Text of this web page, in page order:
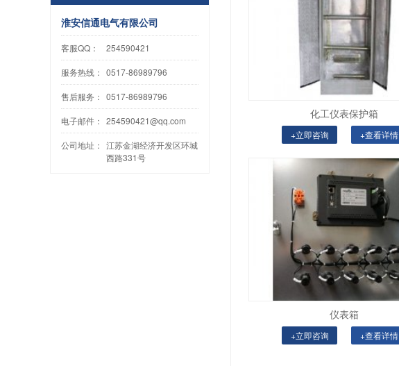
化工仪表保护箱
+立即咨询 +查看详情
仪表箱
+立即咨询 +查看详情
淮安信通电气有限公司
客服QQ： 254590421
服务热线： 0517-86989796
售后服务： 0517-86989796
电子邮件： 254590421@qq.com
公司地址： 江苏金湖经济开发区环城
西路331号